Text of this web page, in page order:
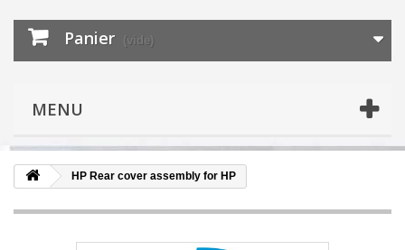
Panier (vide)
MENU
HP Rear cover assembly for HP